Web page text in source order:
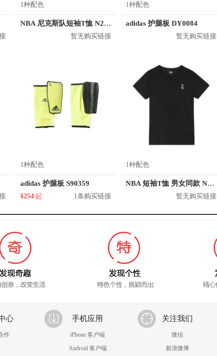
1种配色
NBA 尼克斯队短袖T恤 N212TS112P
暂无购买链接
1种配色
adidas 护腿板 DY0084
暂无购买链接
1种配色
adidas 护腿板 S90359
¥254 起 1条购买链接
1种配色
NBA 短袖T恤 男女同款 N202TS952P
暂无购买链接
心
作
手机应用
iPhone 客户端
Android 客户端
关注我们
微信
新浪微博